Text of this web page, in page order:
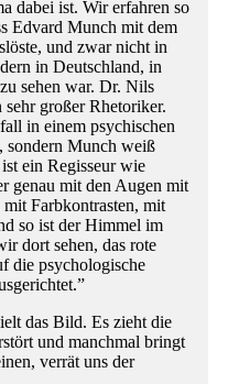
dabei ist. Wir erfahren so
Edvard Munch mit dem
und zwar nicht in
in Deutschland, in
sehen war. Dr. Nils
großer Rhetoriker.
in einem psychischen
sondern Munch weiß
ein Regisseur wie
genau mit den Augen mit
Farbkontrasten, mit
so ist der Himmel im
dort sehen, das rote
die psychologische
das Bild. Es zieht die
und manchmal bringt
verrät uns der